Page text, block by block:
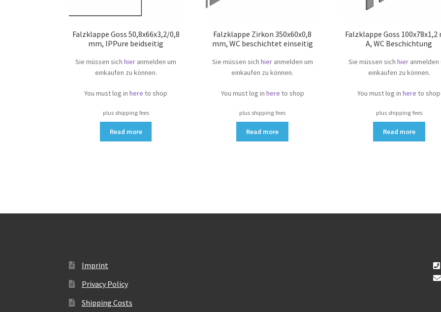
Falzklappe Goss 50,8x66x3,2/0,8
mm, IPPure beidseitig
Sie müssen sichhier anmelden um
einkaufen zu können.
You must log inhereto shop
plus shipping fees
Read more
Falzklappe Zirkon 350x60x0,8
mm, WC beschichtet einseitig
Sie müssen sich hieranmelden um
einkaufen zu können.
You must log in here to shop
plus shipping fees
Read more
Falzklappe Goss 100x78x1,2
A, WC Beschichtung
Sie müssen sichhier anmelden
einkaufen zu können.
You must log inhereto shop
plus shipping fees
Read more
Imprint
Privacy Policy
Shipping Costs